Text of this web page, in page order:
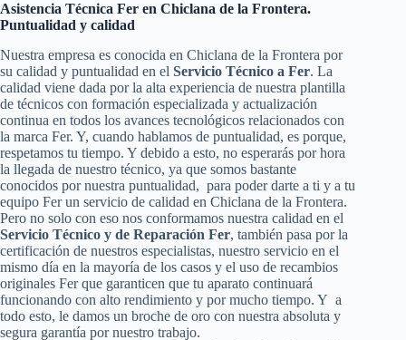
Asistencia Técnica Fer en Chiclana de la Frontera.
Puntualidad y calidad
Nuestra empresa es conocida en Chiclana de la Frontera por
su calidad y puntualidad en el Servicio Técnico a Fer. La
calidad viene dada por la alta experiencia de nuestra plantilla
de técnicos con formación especializada y actualización
continua en todos los avances tecnológicos relacionados con
la marca Fer. Y, cuando hablamos de puntualidad, es porque,
respetamos tu tiempo. Y debido a esto, no esperarás por hora
la llegada de nuestro técnico, ya que somos bastante
conocidos por nuestra puntualidad, para poder darte a ti y a tu
equipo Fer un servicio de calidad en Chiclana de la Frontera.
Pero no solo con eso nos conformamos nuestra calidad en el
Servicio Técnico y de Reparación Fer, también pasa por la
certificación de nuestros especialistas, nuestro servicio en el
mismo día en la mayoría de los casos y el uso de recambios
originales Fer que garanticen que tu aparato continuará
funcionando con alto rendimiento y por mucho tiempo. Y a
todo esto, le damos un broche de oro con nuestra absoluta y
segura garantía por nuestro trabajo.